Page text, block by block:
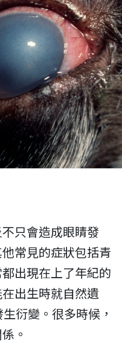
只會造成眼睛發
常見的症狀包括青
出現在上了年紀的
出生時就自然遺
衍變。很多時候，
。